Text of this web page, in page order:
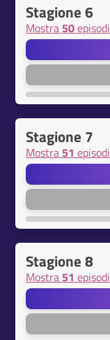
Stagione 6
Mostra 50episodi
Stagione 7
Mostra 51 episodi
Stagione 8
Mostra 51 episodi